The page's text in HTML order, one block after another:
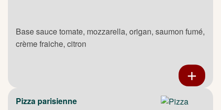
Base sauce tomate, mozzarella, origan, saumon fumé,
crème fraiche, citron
Pizza parisienne